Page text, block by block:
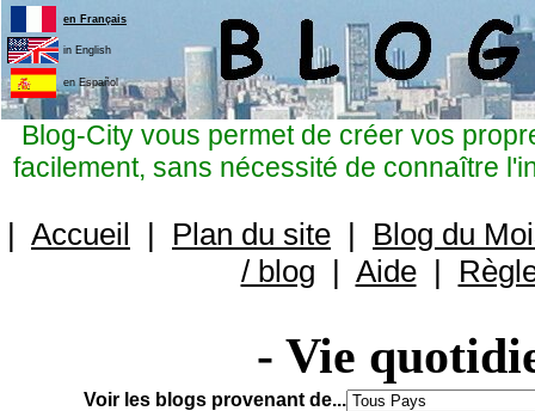
en Français
in English
en Español
Blog-City vous permet de créer vos
facilement, sans nécessité de connaître
| Accueil | Plan du site | Blog du
/ blog | Aide|
- Vie
Voir les blogs provenant de...